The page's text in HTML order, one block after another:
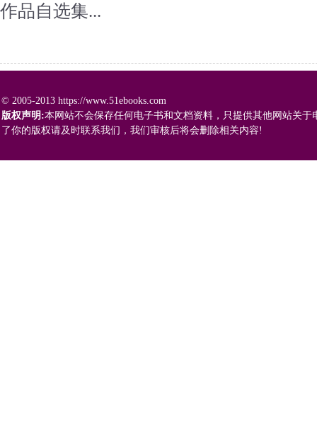
作品自选集...
© 2005-2013 https://www.51ebooks.com
版权声明:本网站不会保存任何电子书和文档资料，只提供其他网站关
了你的版权请及时联系我们，我们审核后将会删除相关内容!